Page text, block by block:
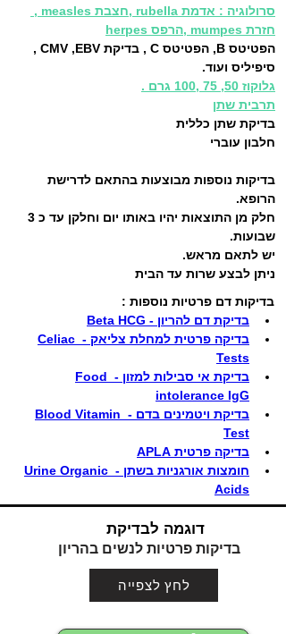
סרולוגיה : אדמת rubella ,חצבת measles ,
חזרת mumpes ,הרפס herpes
הפטיטס B, הפטיטס C , בדיקת CMV ,EBV ,
סיפיליס ועוד.
גלוקוז 50, 75 ,100 גרם .
תרבית שתן
בדיקת שתן כללית
חלבון עוברי
בדיקות נוספות מבוצעות בהתאם לדרישת
הרופא.
שבועות.
יש לתאם מראש.
ניתן לבצע שרות עד הבית
בדיקות דם פרטיות נוספות :
בדיקת דם להריון - Beta HCG
בדיקה פרטית למחלת צליאק - Celiac
Tests
בדיקת אי סבילות למזון - Food
intolerance IgG
בדיקת ויטמינים בדם - Blood Vitamin
Test
בדיקה פרטית APLA
חומצות אורגניות בשתן - Urine Organic
Acids
דוגמה לבדיקת
בדיקות פרטיות לנשים בהריון
לחץ לצפייה